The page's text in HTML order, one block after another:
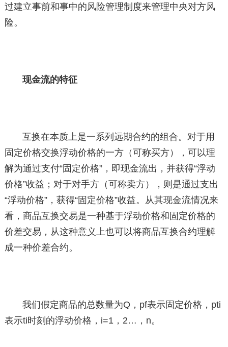
过建立事前和事中的风险管理制度来管理中央对方风
险。
现金流的特征
互换在本质上是一系列远期合约的组合。对于用
固定价格交换浮动价格的一方（可称买方），可以理
解为通过支付“固定价格”，即现金流出，并获得“浮动
价格”收益；对于对手方（可称卖方），则是通过支出
“浮动价格”，获得“固定价格”收益。从其现金流情况来
看，商品互换交易是一种基于浮动价格和固定价格的
价差交易，从这种意义上也可以将商品互换合约理解
成一种价差合约。
我们假定商品的总数量为Q，pf表示固定价格，pti
表示ti时刻的浮动价格，i=1，2…，n。